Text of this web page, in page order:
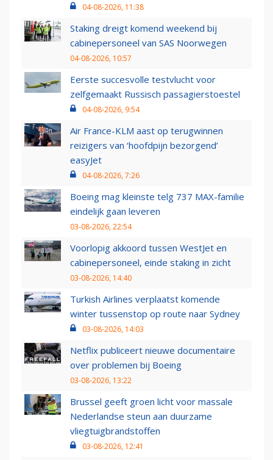
04-08-2026, 11:38
Staking dreigt komend weekend bij
cabinepersoneel van SAS Noorwegen
04-08-2026, 10:57
Eerste succesvolle testvlucht voor
zelfgemaakt Russisch passagierstoestel
04-08-2026, 9:54
Air France-KLM aast op terugwinnen
reizigers van ‘hoofdpijn bezorgend’
easyJet
04-08-2026, 7:26
Boeing mag kleinste telg 737 MAX-familie
eindelijk gaan leveren
03-08-2026, 22:54
Voorlopig akkoord tussen WestJet en
cabinepersoneel, einde staking in zicht
03-08-2026, 14:40
Turkish Airlines verplaatst komende
winter tussenstop op route naar Sydney
03-08-2026, 14:03
Netflix publiceert nieuwe documentaire
over problemen bij Boeing
03-08-2026, 13:22
Brussel geeft groen licht voor massale
Nederlandse steun aan duurzame
vliegtuigbrandstoffen
03-08-2026, 12:41